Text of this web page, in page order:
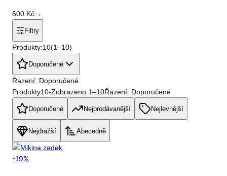
600 Kč→
Filtry
Produkty:10(1–10)
Doporučené
Řazení: Doporučené
Produkty10-Zobrazeno 1–10Řazení: Doporučené
Doporučené Nejprodávanější Nejlevnější
Nejdražší Abecedně
-19%